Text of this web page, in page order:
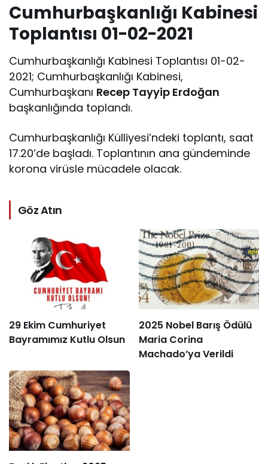
Cumhurbaşkanlığı Kabinesi
Toplantısı 01-02-2021
Cumhurbaşkanlığı Kabinesi Toplantısı 01-02-
2021; Cumhurbaşkanlığı Kabinesi,
Cumhurbaşkanı Recep Tayyip Erdoğan
başkanlığında toplandı.
Cumhurbaşkanlığı Külliyesi’ndeki toplantı, saat
17.20’de başladı. Toplantının ana gündeminde
korona virüsle mücadele olacak.
Göz Atın
29 Ekim Cumhuriyet
Bayramımız Kutlu Olsun
2025 Nobel Barış Ödülü
Maria Corina
Machado’ya Verildi